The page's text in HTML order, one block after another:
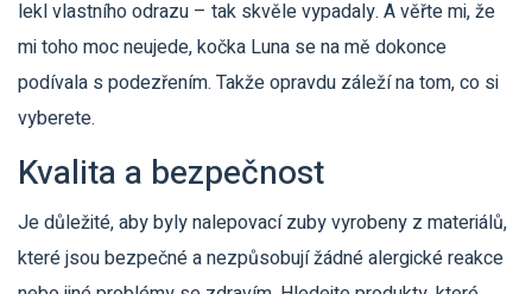
lekl vlastního odrazu – tak skvěle vypadaly. A věřte mi, že
mi toho moc neujede, kočka Luna se na mě dokonce
podívala s podezřením. Takže opravdu záleží na tom, co si
vyberete.
Kvalita a bezpečnost
Je důležité, aby byly nalepovací zuby vyrobeny z materiálů,
které jsou bezpečné a nezpůsobují žádné alergické reakce